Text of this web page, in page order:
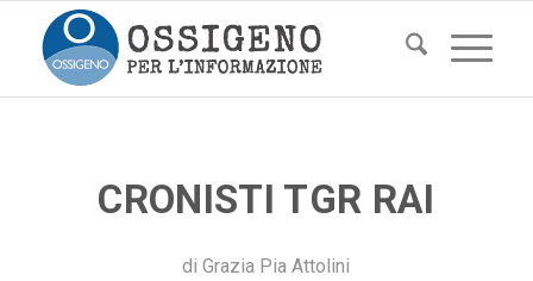
CRONISTI TGR RAI
diGrazia Pia Attolini